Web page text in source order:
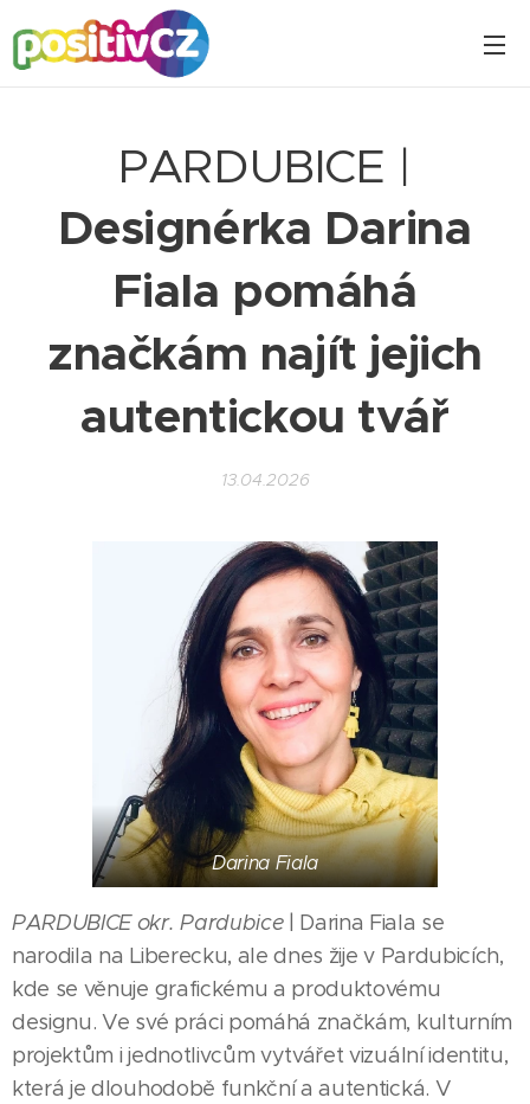
PARDUBICE |
Designérka Darina
Fiala pomáhá
značkám najít jejich
autentickou tvář
13.04.2026
Darina Fiala
PARDUBICE okr. Pardubice| Darina Fiala se
narodila na Liberecku, ale dnes žije v Pardubicích,
kde se věnuje grafickému a produktovému
designu. Ve své práci pomáhá značkám, kulturním
projektům i jednotlivcům vytvářet vizuální identitu,
která je dlouhodobě funkční a autentická. V